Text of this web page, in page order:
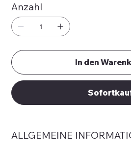
Anzahl
In den
ALLGEMEINE